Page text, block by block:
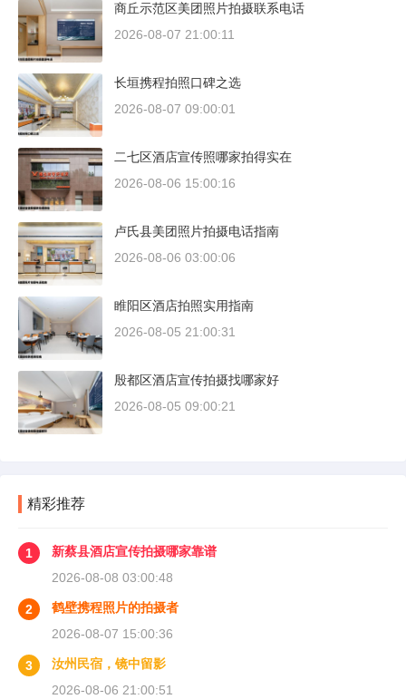
商丘示范区美团照片拍摄联系电话
2026-08-07 21:00:11
长垣携程拍照口碑之选
2026-08-07 09:00:01
二七区酒店宣传照哪家拍得实在
2026-08-06 15:00:16
卢氏县美团照片拍摄电话指南
2026-08-06 03:00:06
睢阳区酒店拍照实用指南
2026-08-05 21:00:31
殷都区酒店宣传拍摄找哪家好
2026-08-05 09:00:21
精彩推荐
1
新蔡县酒店宣传拍摄哪家靠谱
2026-08-08 03:00:48
2
鹤壁携程照片的拍摄者
2026-08-07 15:00:36
3
汝州民宿，镜中留影
2026-08-06 21:00:51